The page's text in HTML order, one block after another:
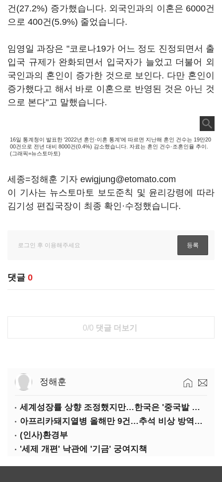
건(27.2%) 증가했습니다. 외국인과의 이혼은 6000건
으로 400건(5.9%) 줄었습니다.
임영일 과장은 "코로나19가 어느 정도 진정되면서 출
입국 규제가 완화되면서 입국자가 늘었고 더불어 외
국인과의 혼인이 증가한 것으로 보인다. 다만 혼인이
증가했다고 해서 바로 이혼으로 반영된 것은 아닌 것
으로 본다"고 말했습니다.
16일 통계청이 발표한 '2022년 혼인·이혼 통계'에 따르면 지난해 혼인 건수는 19만20
00건으로 전년 대비 8000건(0.4%) 감소했습니다. 자료는 혼인 건수·조혼인율 추이.
(그래픽=뉴스토마토)
세종=정해훈 기자 ewigjung@etomato.com
이 기사는 뉴스토마토 보도준칙 및 윤리강령에 따라
김기성 편집국장이 최종 확인·수정했습니다.
댓글 0
0/0 댓글 더보기
정해훈
세계성장률 상향 조정했지만…한국은 '중국발 살얼음판'
아프리카돼지열병 올해만 9건…추석 비상 방역에 '총력'
(인사)환경부
'세제 개편' 낙관에 '기금' 궁여지책